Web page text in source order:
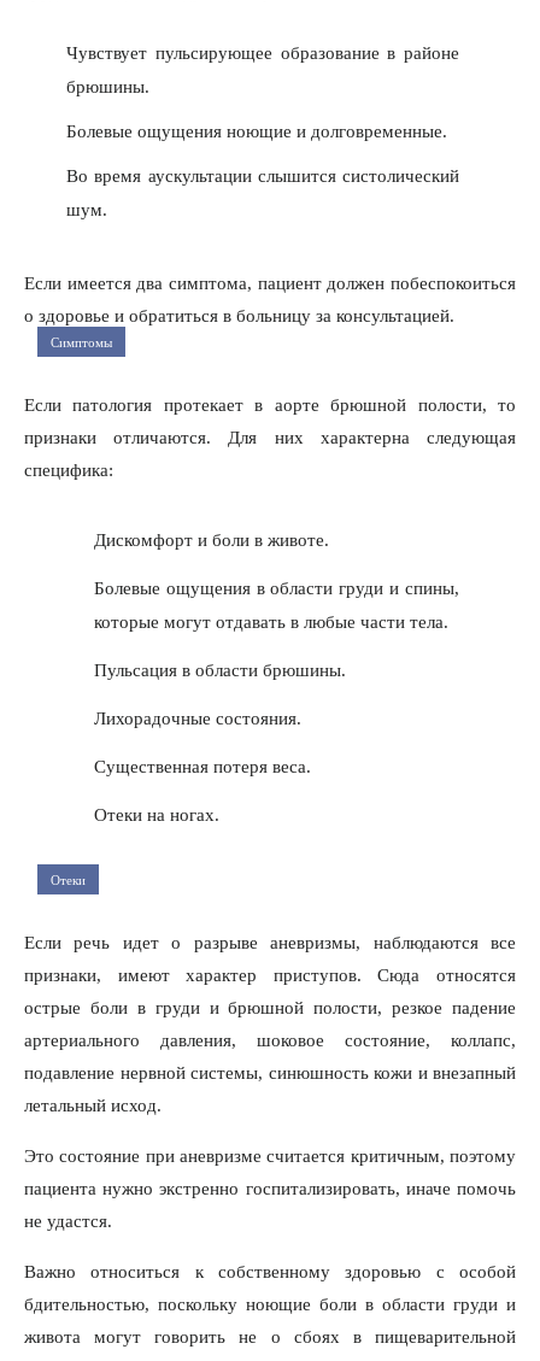
Чувствует пульсирующее образование в районе
брюшины.
Болевые ощущения ноющие и долговременные.
Во время аускультации слышится систолический
шум.
Если имеется два симптома, пациент должен побеспокоиться
о здоровье и обратиться в больницу за консультацией.
Симптомы
Если патология протекает в аорте брюшной полости, то
признаки отличаются. Для них характерна следующая
специфика:
Дискомфорт и боли в животе.
Болевые ощущения в области груди и спины,
которые могут отдавать в любые части тела.
Пульсация в области брюшины.
Лихорадочные состояния.
Существенная потеря веса.
Отеки на ногах.
Отеки
Если речь идет о разрыве аневризмы, наблюдаются все
признаки, имеют характер приступов. Сюда относятся
острые боли в груди и брюшной полости, резкое падение
артериального давления, шоковое состояние, коллапс,
подавление нервной системы, синюшность кожи и внезапный
летальный исход.
Это состояние при аневризме считается критичным, поэтому
пациента нужно экстренно госпитализировать, иначе помочь
не удастся.
Важно относиться к собственному здоровью с особой
бдительностью, поскольку ноющие боли в области груди и
живота могут говорить не о сбоях в пищеварительной